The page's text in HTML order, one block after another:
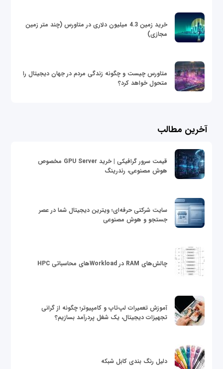
خرید زمین 4.3 میلیون دلاری در متاورس (چند متر زمین
مجازی)
متاورس چیست و چگونه زندگی مردم در جهان دیجیتال را
متحول خواهد کرد؟
آخرین مطالب
قیمت سرور گرافیکی | خرید GPU Server مخصوص
هوش مصنوعی، رندرینگ
سایت شرکتی حرفه‌ای؛ ویترین دیجیتال شما در عصر
جستجو و هوش مصنوعی
چالش‌های RAM در Workloadهای محاسباتی HPC
آموزش تعمیرات لپ‌تاپ و کامپیوتر؛ چگونه از گرانی
تجهیزات دیجیتال، یک شغل پردرآمد بسازیم؟
دلیل رنگ بندی کابل شبکه